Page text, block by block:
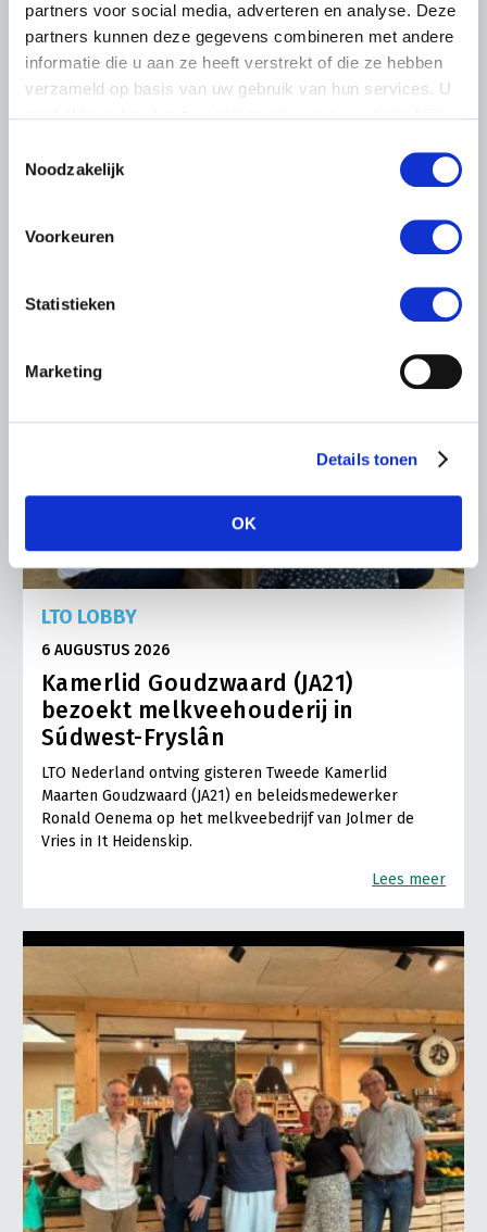
partners voor social media, adverteren en analyse. Deze
partners kunnen deze gegevens combineren met andere
informatie die u aan ze heeft verstrekt of die ze hebben
verzameld op basis van uw gebruik van hun services. U
Noodzakelijk
Voorkeuren
Statistieken
Marketing
Details tonen
OK
LTO sluit aan bij demonstratie tegen
dreigende onteigening
pluimveehouders
komen…
LTO LOBBY
6 AUGUSTUS 2026
Kamerlid Goudzwaard (JA21)
bezoekt melkveehouderij in
Súdwest-Fryslân
LTO Nederland ontving gisteren Tweede Kamerlid
Maarten Goudzwaard (JA21) en beleidsmedewerker
Ronald Oenema op het melkveebedrijf van Jolmer de
Vries in It Heidenskip.
Lees meer